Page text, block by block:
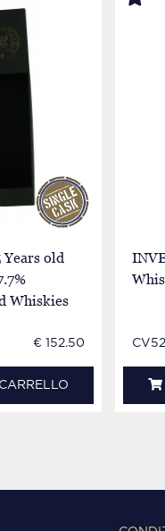
Years old
Whiskies
€ 152.50